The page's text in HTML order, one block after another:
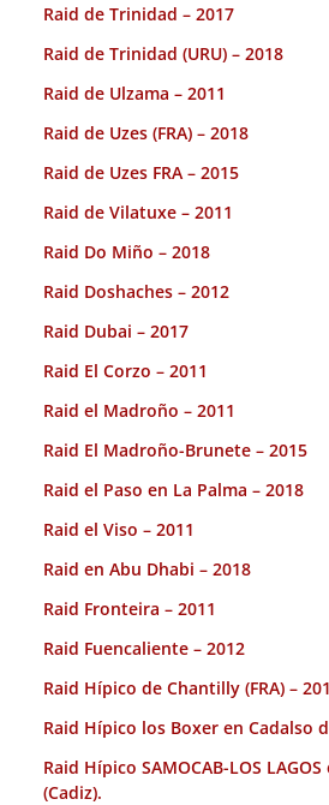
Raid de Trinidad – 2017
Raid de Trinidad (URU) – 2018
Raid de Ulzama – 2011
Raid de Uzes (FRA) – 2018
Raid de Uzes FRA – 2015
Raid de Vilatuxe – 2011
Raid Do Miño – 2018
Raid Doshaches – 2012
Raid Dubai – 2017
Raid El Corzo – 2011
Raid el Madroño – 2011
Raid El Madroño-Brunete – 2015
Raid el Paso en La Palma – 2018
Raid el Viso – 2011
Raid en Abu Dhabi – 2018
Raid Fronteira – 2011
Raid Fuencaliente – 2012
Raid Hípico de Chantilly (FRA) –
Raid Hípico los Boxer en Cadalso
Raid Hípico SAMOCAB-LOS
(Cadiz).